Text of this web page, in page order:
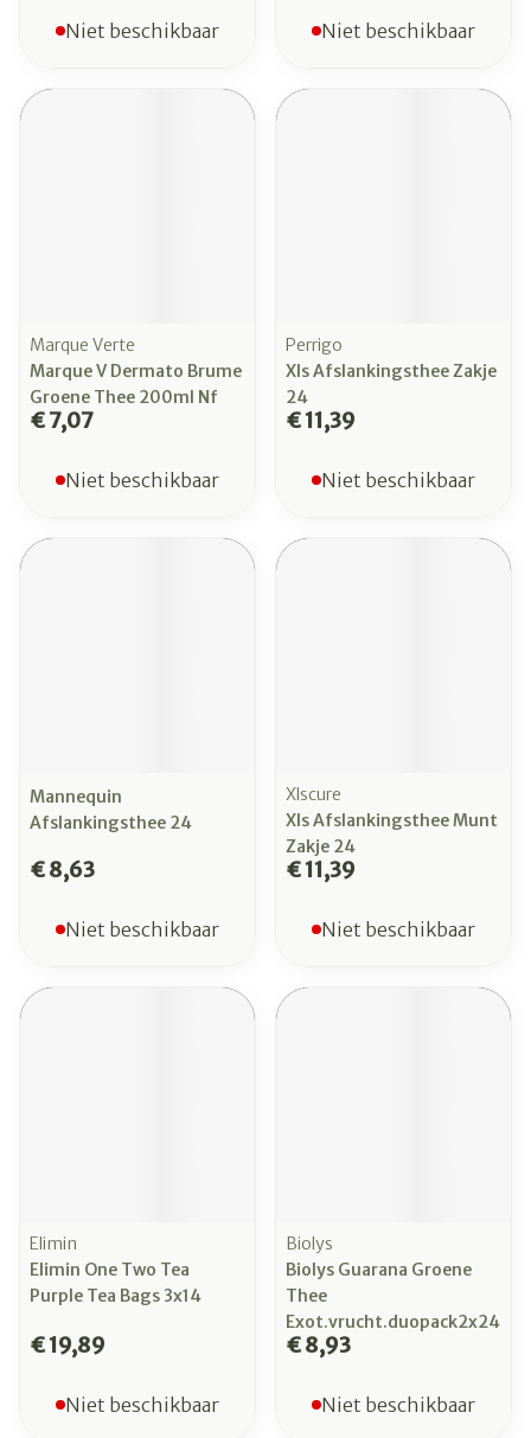
Niet beschikbaar Niet beschikbaar
Marque Verte
Marque V Dermato Brume
Groene Thee 200ml Nf
€ 7,07
Niet beschikbaar
Perrigo
Xls Afslankingsthee Zakje
24
€ 11,39
Niet beschikbaar
Mannequin
Afslankingsthee 24
€ 8,63
Niet beschikbaar
Xlscure
Xls Afslankingsthee Munt
Zakje 24
€ 11,39
Niet beschikbaar
Elimin
Elimin One Two Tea
Purple Tea Bags 3x14
€ 19,89
Niet beschikbaar
Biolys
Biolys Guarana Groene
Thee
Exot.vrucht.duopack2x24
€ 8,93
Niet beschikbaar